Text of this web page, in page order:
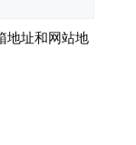
地址和网站地